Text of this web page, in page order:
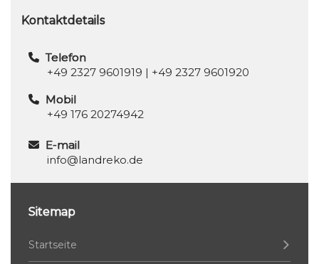
Kontaktdetails
Telefon
+49 2327 9601919 | +49 2327 9601920
Mobil
+49 176 20274942
E-mail
info@landreko.de
Sitemap
Startseite